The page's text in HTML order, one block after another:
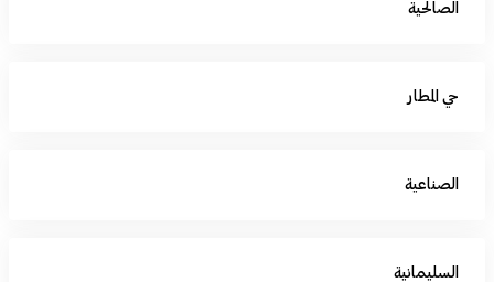
الصالحية
حي المطار
الصناعية
السليمانية